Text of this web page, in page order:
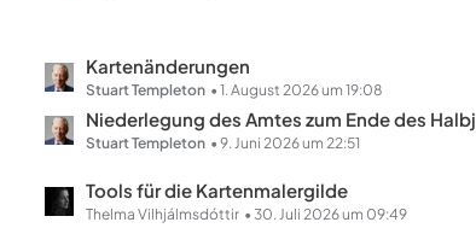
ä
e
B
e
i
t
L
e
t
z
Kartenänderungen
Stuart Templeton 1. August 2026 um 19:08
Niederlegung des Amtes zum Ende des Halbjahres
Stuart Templeton 9. Juni 2026 um 22:51
L
e
Tools für die Kartenmalergilde
Thelma Vilhjálmsdóttir 30. Juli 2026 um 09:49